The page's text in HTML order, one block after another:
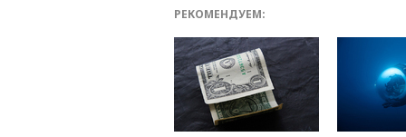
РЕКОМЕНДУЕМ: